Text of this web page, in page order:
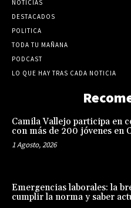
NOTICIAS
DESTACADOS
POLITICA
TODA TU MAÑANA
PODCAST
LO QUE HAY TRAS CADA NOTICIA
Camila Vallejo participa en
con más de 200 jóvenes en
1 Agosto, 2026
Emergencias laborales: la
cumplir la norma y saber